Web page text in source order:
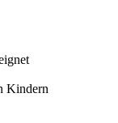
Kindern